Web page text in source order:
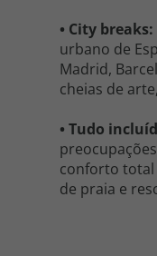
• City breaks:
urbano de
Madrid,
cheias de
• Tudo
conforto total
de praia e